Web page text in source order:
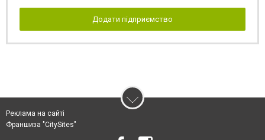
Додати підприємство
Реклама на сайті
Франшиза "CitySites"